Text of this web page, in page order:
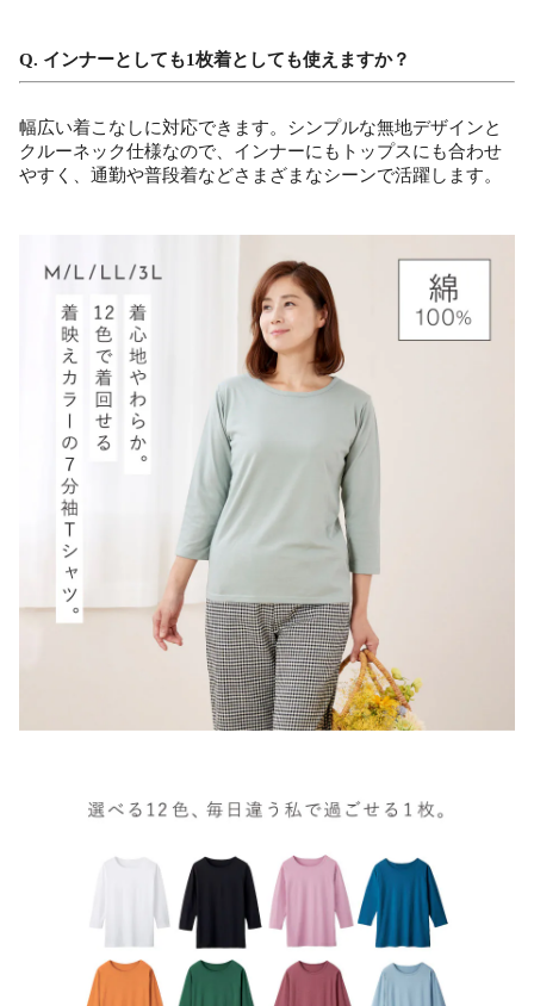
Q. インナーとしても1枚着としても使えますか？
幅広い着こなしに対応できます。シンプルな無地デザインと
クルーネック仕様なので、インナーにもトップスにも合わせ
やすく、通勤や普段着などさまざまなシーンで活躍します。